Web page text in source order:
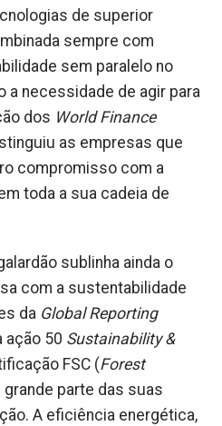
de superior
sempre com
sem paralelo no
a necessidade de agir para
dos World Finance
as empresas que
compromisso com a
toda a sua cadeia de
sublinha ainda o
com a sustentabilidade
da Global Reporting
ação 50 Sustainability &
FSC (Forest
grande parte das suas
A eficiência energética,